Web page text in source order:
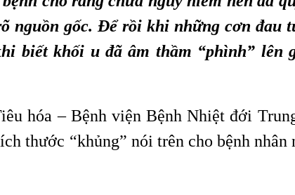
nguồn gốc. Để rồi khi những cơn đau
biết khối u đã âm thầm “phình” lên
hóa – Bệnh viện Bệnh Nhiệt đới
thước “khủng” nói trên cho bệnh